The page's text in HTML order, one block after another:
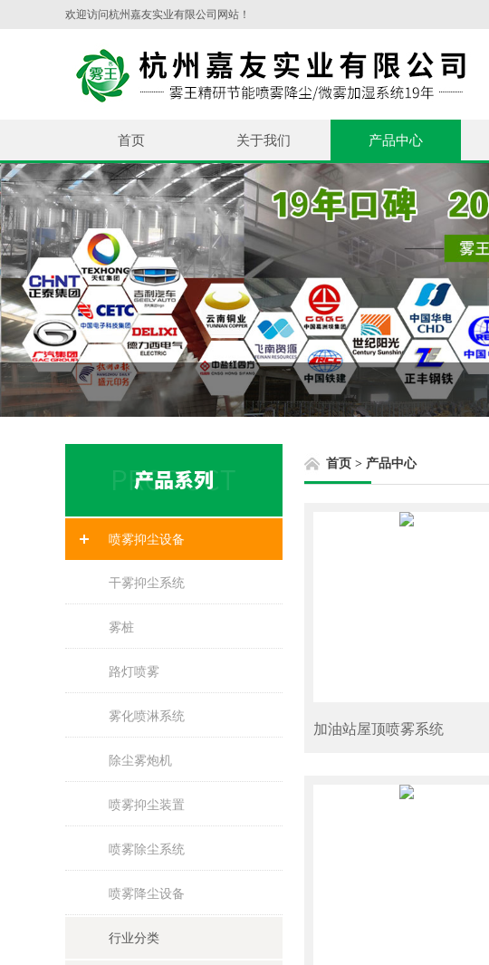
欢迎访问杭州嘉友实业有限公司网站！
首页 关于我们 产品中心
喷雾抑尘设备
干雾抑尘系统
雾桩
路灯喷雾
雾化喷淋系统
除尘雾炮机
喷雾抑尘装置
喷雾除尘系统
喷雾降尘设备
行业分类
首页 > 产品中心
加油站屋顶喷雾系统